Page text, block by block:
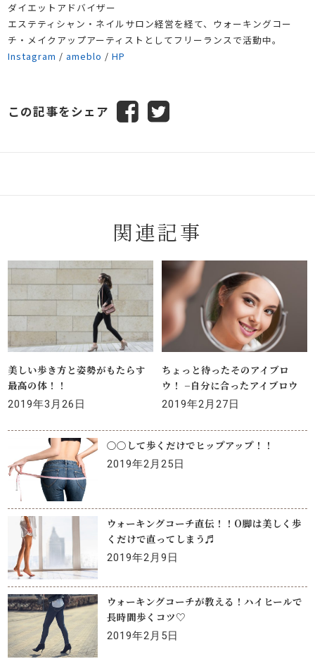
ダイエットアドバイザー
エステティシャン・ネイルサロン経営を経て、ウォーキングコー
チ・メイクアップアーティストとしてフリーランスで活動中。
Instagram / ameblo /HP
この記事をシェア
関連記事
美しい歩き方と姿勢がもたらす
最高の体！！
2019年3月26日
ちょっと待ったそのアイブロ
ウ！ −自分に合ったアイブロウ
2019年2月27日
〇〇して歩くだけでヒップアップ！！
2019年2月25日
ウォーキングコーチ直伝！！O脚は美しく歩
くだけで直ってしまう♬
2019年2月9日
ウォーキングコーチが教える！ハイヒールで
長時間歩くコツ♡
2019年2月5日